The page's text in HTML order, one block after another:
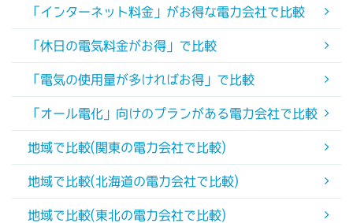
「インターネット料金」がお得な電力会社で比較
「休日の電気料金がお得」で比較
「電気の使用量が多ければお得」で比較
「オール電化」向けのプランがある電力会社で比較
地域で比較(関東の電力会社で比較)
地域で比較(北海道の電力会社で比較)
地域で比較(東北の電力会社で比較)